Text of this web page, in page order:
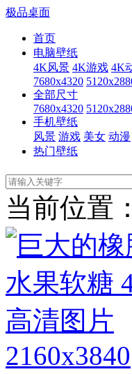
极品桌面
首页
电脑壁纸
4K风景 4K游戏 4K
7680x4320
全部尺寸
7680x4320
手机壁纸
风景 游戏 美女 动漫
热门壁纸
当前位置：
2160x3840